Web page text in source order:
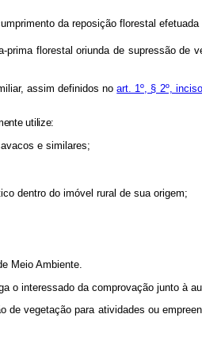
da reposição florestal
florestal oriunda de supressão de
assim definidos noart. 1º, § 2º,
utilize:
e similares;
do imóvel rural de sua origem;
Ambiente.
da comprovação junto à
vegetação para atividades ou